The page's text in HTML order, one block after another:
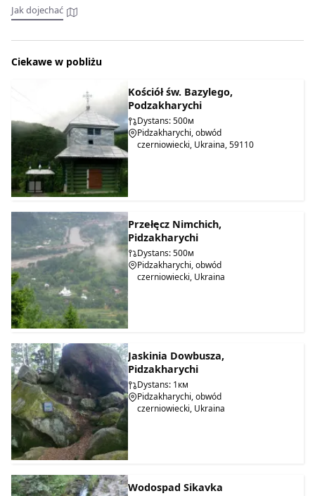
gerdany, które służyły jako biżuteria damska, uosabiająca
wykwintny smak, delikatność i wyrafinowane umiejętności
się urodziła, rzekę Czeremosz i Karpaty.
Jak dojechać
Ciekawe w pobliżu
Kościół św. Bazylego,
Podzakharychi
Dystans: 500м
Pidzakharychi, obwód
czerniowiecki, Ukraina, 59110
Przełęcz Nimchich,
Pidzakharychi
Dystans: 500м
Pidzakharychi, obwód
czerniowiecki, Ukraina
Jaskinia Dowbusza,
Pidzakharychi
Dystans: 1км
Pidzakharychi, obwód
czerniowiecki, Ukraina
Wodospad Sikavka